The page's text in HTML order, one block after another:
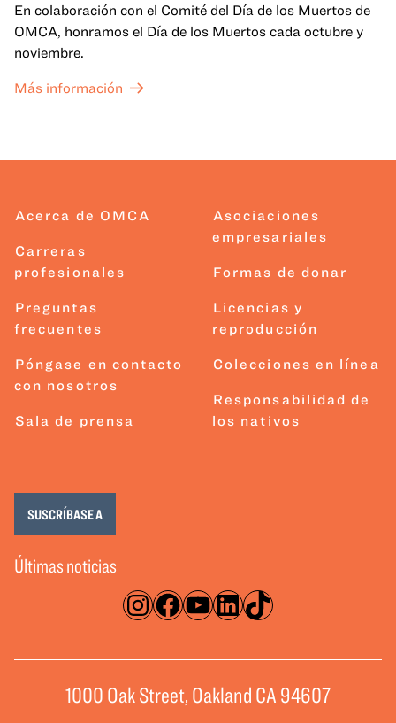
En colaboración con el Comité del Día de los Muertos de
OMCA, honramos el Día de los Muertos cada octubre y
noviembre.
Más información
Acerca de OMCA
Carreras
profesionales
Preguntas
frecuentes
Póngase en contacto
con nosotros
Sala de prensa
Asociaciones
empresariales
Formas de donar
Licencias y
reproducción
Colecciones en línea
Responsabilidad de
los nativos
Instagram
Facebook
YouTube
LinkedIn
TikTok
Últimas noticias
SUSCRÍBASE A
1000 Oak Street, Oakland CA 94607